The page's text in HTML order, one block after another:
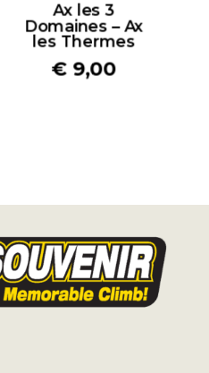
Ax les 3
Domaines – Ax
les Thermes
€ 9,00